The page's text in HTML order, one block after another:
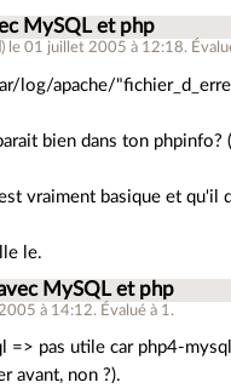
MySQL et php
) le 01 juillet 2005 à 12:18.
log/apache/
bien dans ton phpinfo?
vraiment basique et qu'il
le.
MySQL et php
à 14:12. Évalué à 1 .
pas utile car php4-
avant, non ?).